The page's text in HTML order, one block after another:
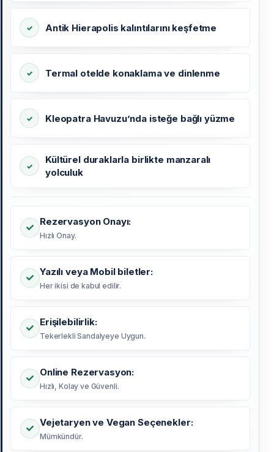
Antik Hierapolis kalıntılarını keşfetme
Termal otelde konaklama ve dinlenme
Kleopatra Havuzu’nda isteğe bağlı yüzme
Kültürel duraklarla birlikte manzaralı
yolculuk
Rezervasyon Onayı:
Hızlı Onay.
Yazılı veya Mobil biletler:
Her ikisi de kabul edilir.
Erişilebilirlik:
Tekerlekli Sandalyeye Uygun.
Online Rezervasyon:
Hızlı, Kolay ve Güvenli.
Vejetaryen ve Vegan Seçenekler:
Mümkündür.